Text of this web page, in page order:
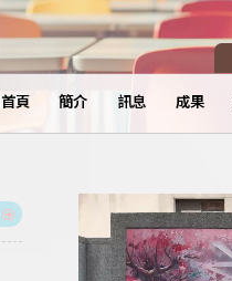
首頁 簡介 訊息 成果